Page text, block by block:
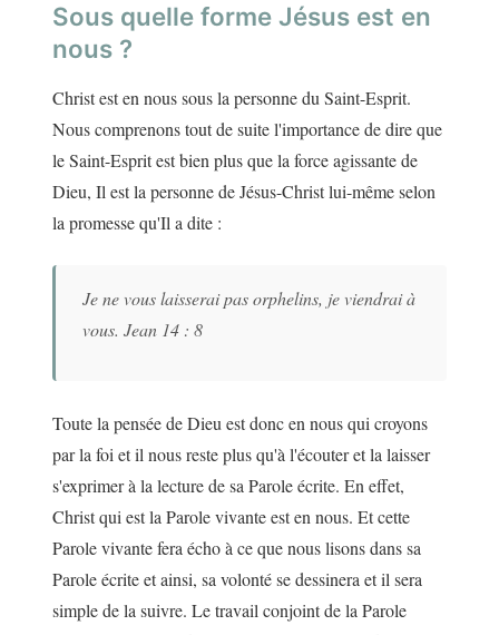
Sous quelle forme Jésus est en
nous ?
Christ est en nous sous la personne du Saint-Esprit.
Nous comprenons tout de suite l'importance de dire que
le Saint-Esprit est bien plus que la force agissante de
Dieu, Il est la personne de Jésus-Christ lui-même selon
la promesse qu'Il a dite :
Je ne vous laisserai pas orphelins, je viendrai à
vous. Jean 14 : 8
Toute la pensée de Dieu est donc en nous qui croyons
par la foi et il nous reste plus qu'à l'écouter et la laisser
s'exprimer à la lecture de sa Parole écrite. En effet,
Christ qui est la Parole vivante est en nous. Et cette
Parole vivante fera écho à ce que nous lisons dans sa
Parole écrite et ainsi, sa volonté se dessinera et il sera
simple de la suivre. Le travail conjoint de la Parole